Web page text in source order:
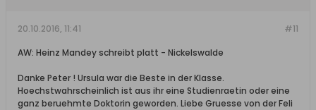
#11
20.10.2016, 11:41
AW: Heinz Mandey schreibt platt - Nickelswalde
Danke Peter ! Ursula war die Beste in der Klasse.
Hoechstwahrscheinlich ist aus ihr eine Studienraetin oder eine
ganz beruehmte Doktorin geworden. Liebe Gruesse von der Feli